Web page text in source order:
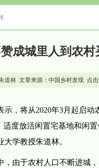
成城里人到农
道林文章来源：中国乡村发现 点击
，将从2020年3月起启
适度放活闲置宅基地和闲
学教授朱道林。
，由于农村人口不断进城